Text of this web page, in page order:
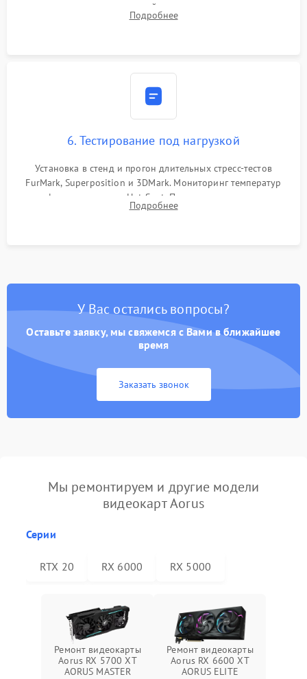
термопрокладок правильной толщины на память и цепи
питания. Монтаж радиатора и бэкплейта, подключение и
Подробнее
6. Тестирование под нагрузкой
Установка в стенд и прогон длительных стресс-тестов
FurMark, Superposition и 3DMark. Мониторинг температур
графического чипа и Hot Spot. Проверка на отсутствие
артефактов изображения, вылетов драйвера и зависаний.
Подробнее
У Вас остались вопросы?
Оставьте заявку, мы свяжемся с Вами в ближайшее
время
Заказать звонок
Мы ремонтируем и другие модели
видеокарт Aorus
Серии
RTX 20 RX 6000 RX 5000
Ремонт видеокарты
Aorus RX 5700 XT
AORUS MASTER
Ремонт видеокарты
Aorus RX 6600 XT
AORUS ELITE